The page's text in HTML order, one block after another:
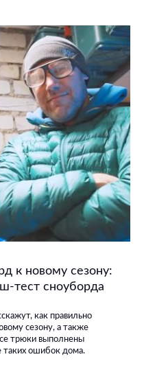
к новому сезону:
тест сноуборда
как правильно
сезону, а также
трюки выполнены
таких ошибок дома.